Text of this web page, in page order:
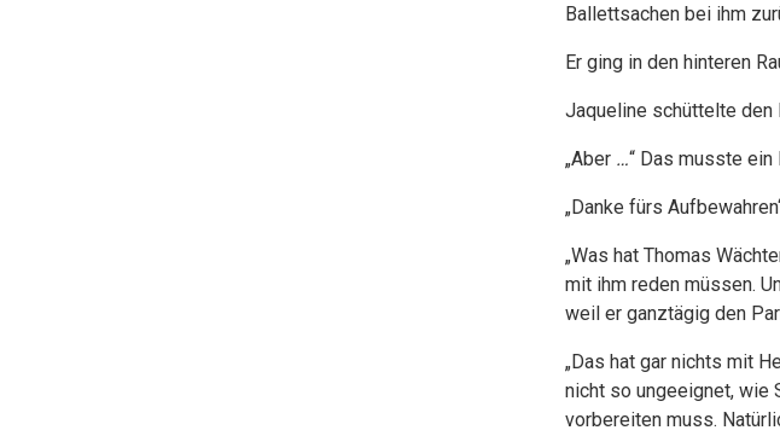
Ballettsachen bei ihm
Er ging in den hinteren
Jaqueline schüttelte den
„Aber …“ Das musste ein
„Danke fürs
„Was hat Thomas
mit ihm reden müssen.
weil er ganztägig den
„Das hat gar nichts mit
nicht so ungeeignet, wie
vorbereiten muss.